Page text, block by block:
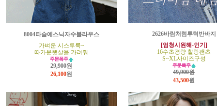
8004타슬에스닉자수블라우스
가벼운 시스루룩~
따가운햇살을 가려줘
29,900원
26,100원
2626바람처럼투턱반바지
[엄청시원해-인기]
16수초경량 찰랑팬츠
S~XL사이즈구성
49,900원
43,500원